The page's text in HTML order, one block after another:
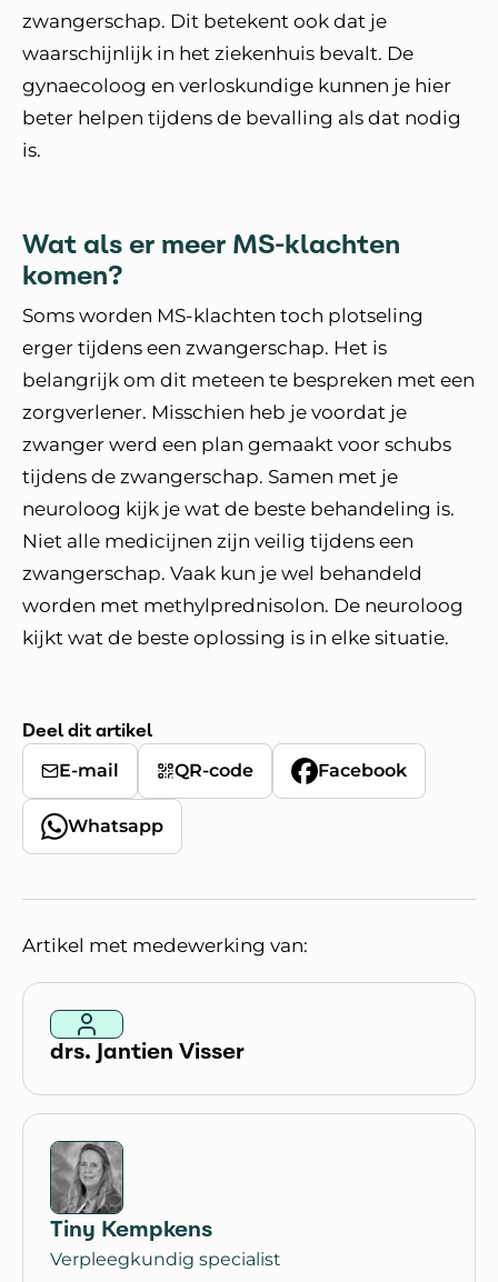
zwangerschap. Dit betekent ook dat je
waarschijnlijk in het ziekenhuis bevalt. De
gynaecoloog en verloskundige kunnen je hier
beter helpen tijdens de bevalling als dat nodig
is.
Wat als er meer MS-klachten
komen?
Soms worden MS-klachten toch plotseling
erger tijdens een zwangerschap. Het is
belangrijk om dit meteen te bespreken met een
zorgverlener. Misschien heb je voordat je
zwanger werd een plan gemaakt voor schubs
tijdens de zwangerschap. Samen met je
neuroloog kijk je wat de beste behandeling is.
Niet alle medicijnen zijn veilig tijdens een
zwangerschap. Vaak kun je wel behandeld
worden met methylprednisolon. De neuroloog
kijkt wat de beste oplossing is in elke situatie.
Deel dit artikel
E-mail QR-code Facebook
Whatsapp
Artikel met medewerking van:
drs. Jantien Visser
Tiny Kempkens
Verpleegkundig specialist